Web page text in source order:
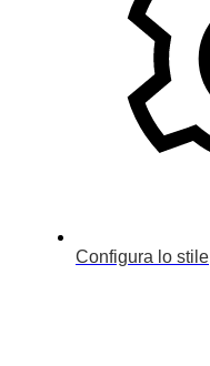
Configura lo stile